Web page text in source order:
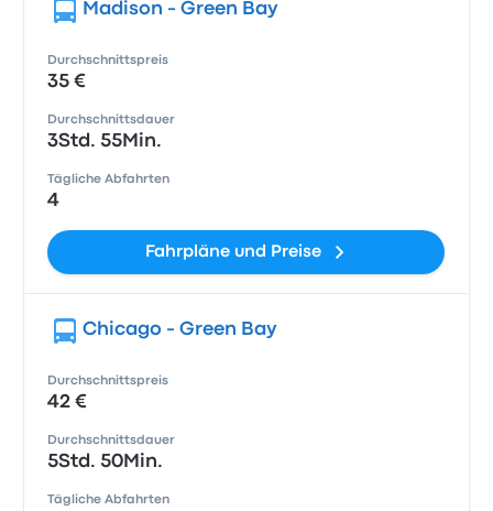
Madison - Green Bay
Durchschnittspreis
35 €
Durchschnittsdauer
3Std. 55Min.
Tägliche Abfahrten
4
Fahrpläne und Preise
Chicago - Green Bay
Durchschnittspreis
42 €
Durchschnittsdauer
5Std. 50Min.
Tägliche Abfahrten